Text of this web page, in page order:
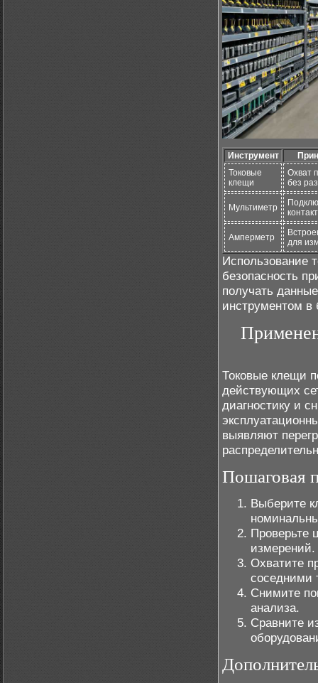
Инструмент
Токовые
клещи
Охват
без
Мультиметр
Амперметр
для
Использование
безопасность
получать
инструментом
Токовые клещи
действующих
диагностику и
выявляют
Пошаговая
Выберите
Проверьте
измерений.
Охватите
соседними
Снимите
анализа.
Сравните